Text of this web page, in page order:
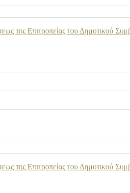
της Επιτροπείας του Δημοτικού
της Επιτροπείας του Δημοτικού